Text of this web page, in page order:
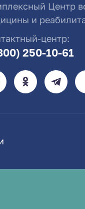
Центр
и
центр:
250-10-61